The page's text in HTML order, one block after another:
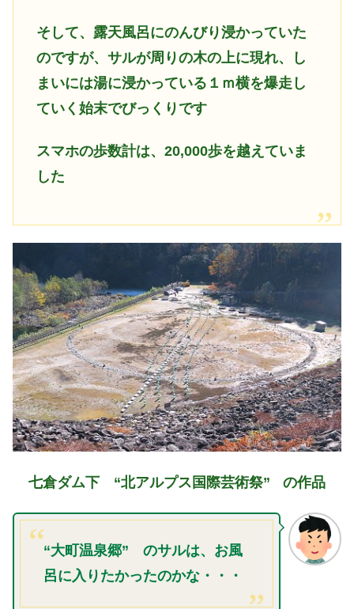
そして、露天風呂にのんびり浸かっていた
のですが、サルが周りの木の上に現れ、し
まいには湯に浸かっている１ｍ横を爆走し
ていく始末でびっくりです
スマホの歩数計は、20,000歩を越えていま
した
七倉ダム下 “北アルプス国際芸術祭” の作品
“大町温泉郷” のサルは、お風
呂に入りたかったのかな・・・